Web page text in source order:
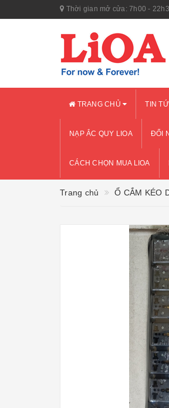
Thời gian mở cửa: 7h00 -
TRANG CHỦ TIN
NẠP ẮC QUY LIOA ĐỔI
CÁCH CHỌN MUA LIOA
Trang chủ Ổ CẮM KÉO